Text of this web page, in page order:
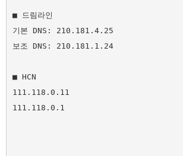
■ 드림라인
기본 DNS: 210.181.4.25
보조 DNS: 210.181.1.24
■ HCN
111.118.0.11
111.118.0.1